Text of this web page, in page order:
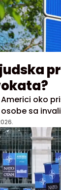
oko
sa